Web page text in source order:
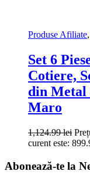
Produse Afiliate,
Set 6
Cotiere,
din Metal
Maro
1,124.99lei
curent este:
Abonează-te la